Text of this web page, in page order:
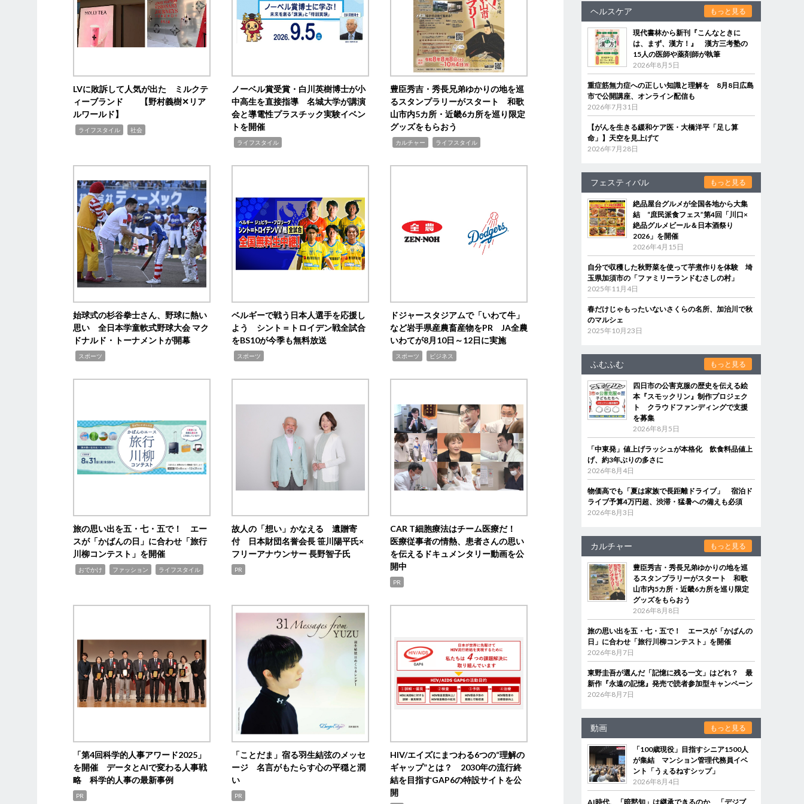
LVに敗訴して人気が出た ミルクテ
ィーブランド 【野村義樹✕リア
ルワールド】
ライフスタイル 社会
ノーベル賞受賞・白川英樹博士が小
中高生を直接指導 名城大学が講演
会と導電性プラスチック実験イベン
トを開催
ライフスタイル
豊臣秀吉・秀長兄弟ゆかりの地を巡
るスタンプラリーがスタート 和歌
山市内5カ所・近畿6カ所を巡り限定
グッズをもらおう
カルチャー ライフスタイル
始球式の杉谷拳士さん、野球に熱い
思い 全日本学童軟式野球大会 マク
ドナルド・トーナメントが開幕
スポーツ
ベルギーで戦う日本人選手を応援し
よう シント＝トロイデン戦全試合
をBS10が今季も無料放送
スポーツ
ドジャースタジアムで「いわて牛」
など岩手県産農畜産物をPR JA全農
いわてが8月10日～12日に実施
スポーツ ビジネス
旅の思い出を五・七・五で！ エー
スが「かばんの日」に合わせ「旅行
川柳コンテスト」を開催
おでかけ ファッション ライフスタイル
故人の「想い」かなえる 遺贈寄
付 日本財団名誉会長 笹川陽平氏×
フリーアナウンサー 長野智子氏
PR
CAR T細胞療法はチーム医療だ！
医療従事者の情熱、患者さんの思い
を伝えるドキュメンタリー動画を公
開中
PR
「第4回科学的人事アワード2025」
を開催 データとAIで変わる人事戦
略 科学的人事の最新事例
PR
「ことだま」宿る羽生結弦のメッセ
ージ 名言がもたらす心の平穏と潤
い
PR
HIV/エイズにまつわる6つの“理解の
ギャップ”とは？ 2030年の流行終
結を目指すGAP6の特設サイトを公
開
ヘルスケア もっと見る
現代書林から新刊『こんなときに
は、まず、漢方！』 漢方三考塾の
15人の医師や薬剤師が執筆
2026年8月5日
重症筋無力症への正しい知識と理解を 8月8日広島
市で公開講座、オンライン配信も
2026年7月31日
【がんを生きる緩和ケア医・大橋洋平「足し算
命」】天空を見上げて
2026年7月28日
フェスティバル もっと見る
絶品屋台グルメが全国各地から大集
結 “庶民派食フェス”第4回「川口×
絶品グルメビール＆日本酒祭り
2026」を開催
2026年4月15日
自分で収穫した秋野菜を使って芋煮作りを体験 埼
玉県加須市の「ファミリーランドむさしの村」
2025年11月4日
春だけじゃもったいないさくらの名所、加治川で秋
のマルシェ
2025年10月23日
ふむふむ もっと見る
四日市の公害克服の歴史を伝える絵
本『スモックリン』制作プロジェク
ト クラウドファンディングで支援
を募集
2026年8月5日
「中東発」値上げラッシュが本格化 飲食料品値上
げ、約3年ぶりの多さに
2026年8月4日
物価高でも「夏は家族で長距離ドライブ」 宿泊ド
ライブ予算4万円超、渋滞・猛暑への備えも必須
2026年8月3日
カルチャー もっと見る
豊臣秀吉・秀長兄弟ゆかりの地を巡
るスタンプラリーがスタート 和歌
山市内5カ所・近畿6カ所を巡り限定
グッズをもらおう
2026年8月8日
旅の思い出を五・七・五で！ エースが「かばんの
日」に合わせ「旅行川柳コンテスト」を開催
2026年8月7日
東野圭吾が選んだ「記憶に残る一文」はどれ？ 最
新作『永遠の記憶』発売で読者参加型キャンペーン
2026年8月7日
動画 もっと見る
「100歳現役」目指すシニア1500人
が集結 マンション管理代務員イベ
ント「うぇるねすシップ」
2026年8月4日
AI時代、「暗黙知」は継承できるのか 「デジブ